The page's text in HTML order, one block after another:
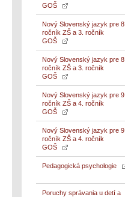
GOŠ
Nový Slovenský jazyk pre 8.
ročník ZŠ a 3. ročník
GOŠ
Nový Slovenský jazyk pre 8.
ročník ZŠ a 3. ročník
GOŠ
Nový Slovenský jazyk pre 9.
ročník ZŠ a 4. ročník
GOŠ
Nový Slovenský jazyk pre 9.
ročník ZŠ a 4. ročník
GOŠ
Pedagogická psychologie
Poruchy správania u detí a